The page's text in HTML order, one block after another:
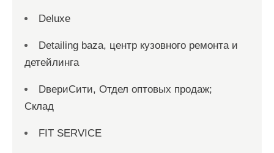
Deluxe
Detailing baza, центр кузовного ремонта и
детейлинга
DвериСити, Отдел оптовых продаж;
Склад
FIT SERVICE